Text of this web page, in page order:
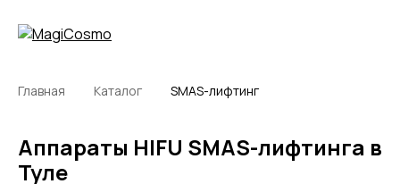
Главная Каталог SMAS-лифтинг
Аппараты HIFU SMAS-лифтинга в
Туле